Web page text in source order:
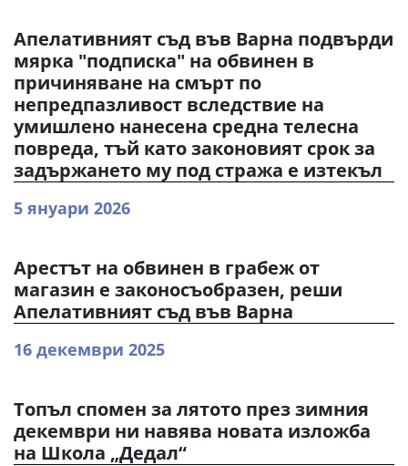
Апелативният съд във Варна подвърди
мярка "подписка" на обвинен в
причиняване на смърт по
непредпазливост вследствие на
умишлено нанесена средна телесна
повреда, тъй като законовият срок за
задържането му под стража е изтекъл
5 януари 2026
Арестът на обвинен в грабеж от
магазин е законосъобразен, реши
Апелативният съд във Варна
16 декември 2025
Топъл спомен за лятото през зимния
декември ни навява новата изложба
на Школа „Дедал“